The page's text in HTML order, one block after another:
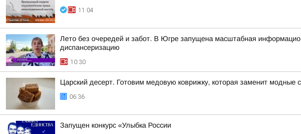
11:04
Лето без очередей и забот. В Югре запущена масштабная
диспансеризацию
10:30
Царский десерт. Готовим медовую коврижку, которая заменит модные
06:36
Запущен конкурс «Улыбка России